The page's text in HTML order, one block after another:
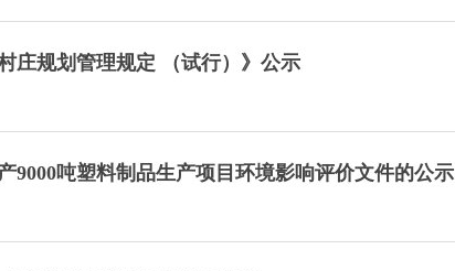
庄规划管理规定 （试行）》公示
9000吨塑料制品生产项目环境影响评价文件的公示